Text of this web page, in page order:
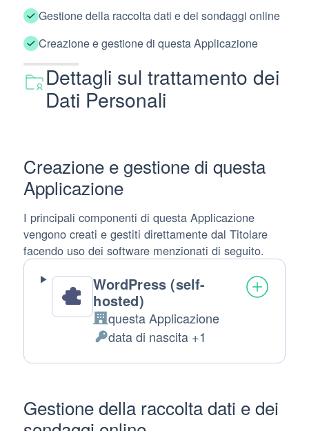
Gestione della raccolta dati e dei sondaggi online
Creazione e gestione di questa Applicazione
Dettagli sul trattamento dei
Dati Personali
Creazione e gestione di questa
Applicazione
I principali componenti di questa Applicazione
vengono creati e gestiti direttamente dal Titolare
facendo uso dei software menzionati di seguito.
WordPress (self-
hosted)
Azienda:
questa Applicazione
Dati
Personali
data di nascita +1
Gestione della raccolta dati e dei